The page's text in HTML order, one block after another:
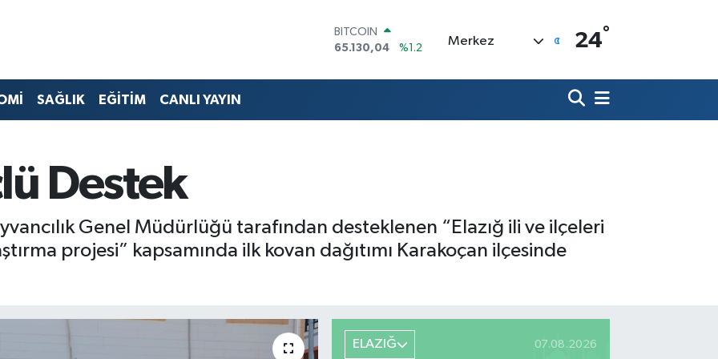
DOLAR
47,7106
%0.17
55,1652
%0.27
Merkez 24°
SAĞLIK EĞİTİM CANLI YAYIN
Destek
Genel Müdürlüğü tarafından desteklenen “Elazığ ili ve ilçeleri
projesi” kapsamında ilk kovan dağıtımı Karakoçan ilçesinde
ELAZIĞ 07.08.2026